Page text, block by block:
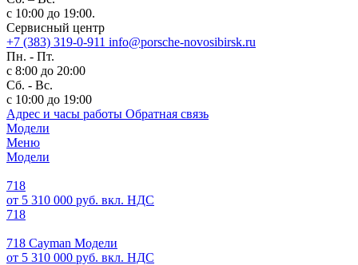
с 10:00 до 19:00.
Сервисный центр
+7 (383) 319-0-911 info@porsche-novosibirsk.ru
Пн. - Пт.
с 8:00 до 20:00
Сб. - Вс.
с 10:00 до 19:00
Адрес и часы работы Обратная связь
Модели
Меню
Модели
718
от 5 310 000 руб. вкл. НДС
718
718 Cayman Модели
от 5 310 000 руб. вкл. НДС